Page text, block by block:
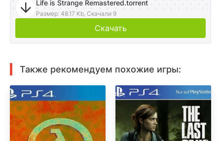
Life is Strange Remastered.torrent
Размер: 48.17 Kb, Скачали 9
Скачать
Также рекомендуем похожие игры: